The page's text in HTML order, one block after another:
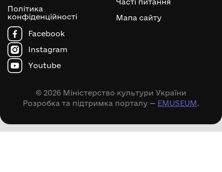
Політика
конфіденційності
Мапа сайту
Facebook
Instagram
Youtube
© 2026 Міністерство культури України
Розробка та підтримка порталу — EMUSEUM.